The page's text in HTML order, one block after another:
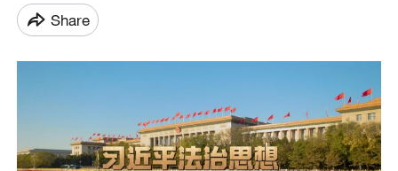
Share